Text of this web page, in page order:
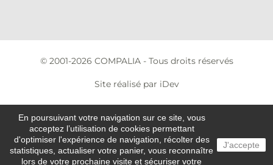
En poursuivant votre navigation sur ce site, vous
acceptez l’utilisation de cookies permettant
d'optimiser l'expérience de navigation, récolter des
statistiques, actualiser votre panier, vous reconnaître
lors de votre prochaine visite et sécuriser votre
J'accepte
© 2001-2026 COMPALIA - Tous droits réservés
Site réalisé par iDev